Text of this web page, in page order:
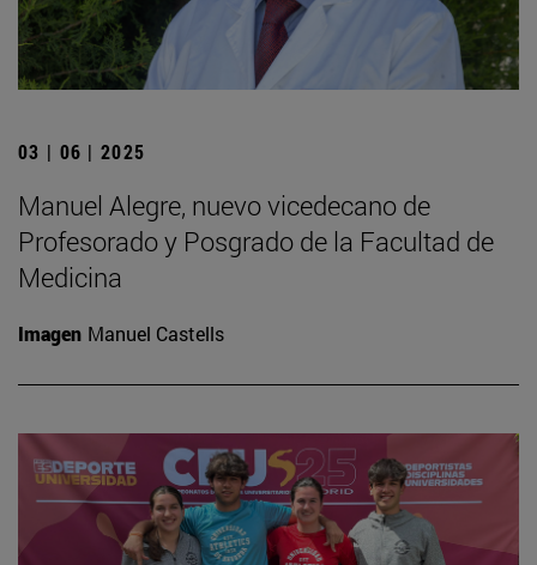
03 | 06 | 2025
Manuel Alegre, nuevo vicedecano de
Profesorado y Posgrado de la Facultad de
Medicina
Imagen Manuel Castells